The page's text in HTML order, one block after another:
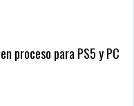
proceso para PS5 y PC